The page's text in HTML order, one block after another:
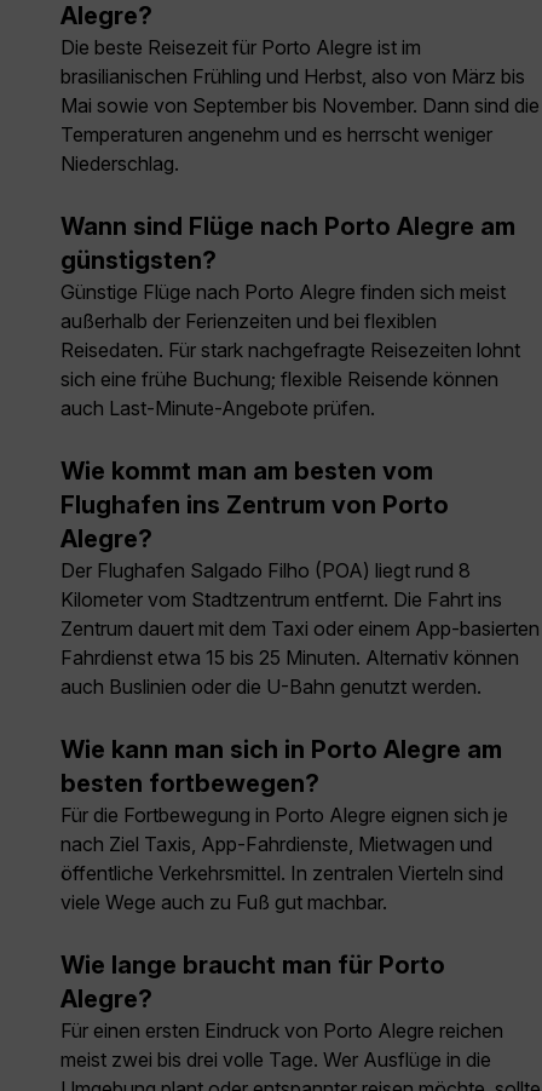
Alegre?
Die beste Reisezeit für Porto Alegre ist im
brasilianischen Frühling und Herbst, also von März bis
Mai sowie von September bis November. Dann sind die
Temperaturen angenehm und es herrscht weniger
Niederschlag.
Wann sind Flüge nach Porto Alegre am
günstigsten?
Günstige Flüge nach Porto Alegre finden sich meist
außerhalb der Ferienzeiten und bei flexiblen
Reisedaten. Für stark nachgefragte Reisezeiten lohnt
sich eine frühe Buchung; flexible Reisende können
auch Last-Minute-Angebote prüfen.
Wie kommt man am besten vom
Flughafen ins Zentrum von Porto
Alegre?
Der Flughafen Salgado Filho (POA) liegt rund 8
Kilometer vom Stadtzentrum entfernt. Die Fahrt ins
Zentrum dauert mit dem Taxi oder einem App-basierten
Fahrdienst etwa 15 bis 25 Minuten. Alternativ können
auch Buslinien oder die U-Bahn genutzt werden.
Wie kann man sich in Porto Alegre am
besten fortbewegen?
Für die Fortbewegung in Porto Alegre eignen sich je
nach Ziel Taxis, App-Fahrdienste, Mietwagen und
öffentliche Verkehrsmittel. In zentralen Vierteln sind
viele Wege auch zu Fuß gut machbar.
Wie lange braucht man für Porto
Alegre?
Für einen ersten Eindruck von Porto Alegre reichen
meist zwei bis drei volle Tage. Wer Ausflüge in die